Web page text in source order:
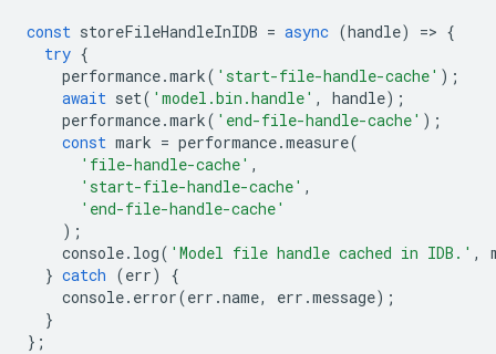
const storeFileHandleInIDB = async (handle) => {
try {
performance.mark( 'start-file-handle-cache' );
await set( 'model.bin.handle' , handle);
performance.mark( 'end-file-handle-cache' );
const mark = performance.measure(
'file-handle-cache' ,
'start-file-handle-cache' ,
'end-file-handle-cache'
);
console. log( 'Model file handle cached in IDB.' ,
} catch (err)
{
console. error(err .name, err .message);
}
};